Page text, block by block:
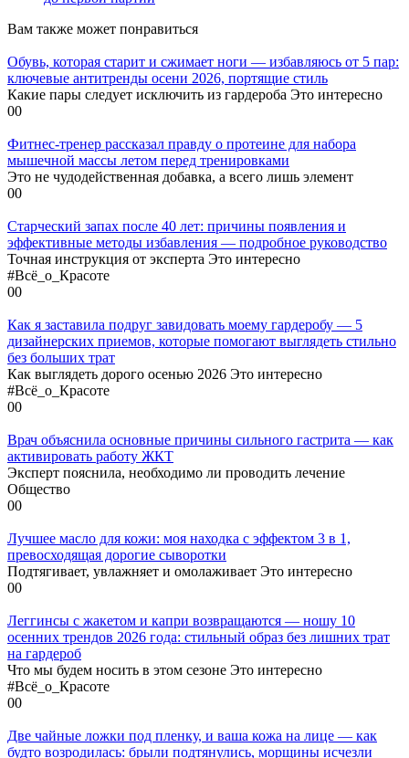
Вам также может понравиться
Обувь, которая старит и сжимает ноги — избавляюсь от 5 пар:
ключевые антитренды осени 2026, портящие стиль
Какие пары следует исключить из гардероба Это интересно
00
Фитнес-тренер рассказал правду о протеине для набора
мышечной массы летом перед тренировками
Это не чудодейственная добавка, а всего лишь элемент
00
Старческий запах после 40 лет: причины появления и
эффективные методы избавления — подробное руководство
Точная инструкция от эксперта Это интересно
#Всё_о_Красоте
00
Как я заставила подруг завидовать моему гардеробу — 5
дизайнерских приемов, которые помогают выглядеть стильно
без больших трат
Как выглядеть дорого осенью 2026 Это интересно
#Всё_о_Красоте
00
Врач объяснила основные причины сильного гастрита — как
активировать работу ЖКТ
Эксперт пояснила, необходимо ли проводить лечение
Общество
00
Лучшее масло для кожи: моя находка с эффектом 3 в 1,
превосходящая дорогие сыворотки
Подтягивает, увлажняет и омолаживает Это интересно
00
Леггинсы с жакетом и капри возвращаются — ношу 10
осенних трендов 2026 года: стильный образ без лишних трат
на гардероб
Что мы будем носить в этом сезоне Это интересно
#Всё_о_Красоте
00
Две чайные ложки под пленку, и ваша кожа на лице — как
будто возродилась: брыли подтянулись, морщины исчезли